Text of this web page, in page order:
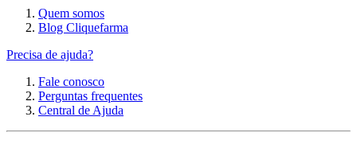
Quem somos
Blog Cliquefarma
Precisa de ajuda?
Fale conosco
Perguntas frequentes
Central de Ajuda